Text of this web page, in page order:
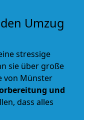
Umzug
stressige
sie über große
von Münster
und
dass alles